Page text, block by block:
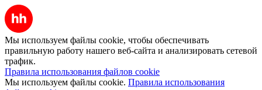
Мы используем файлы cookie, чтобы обеспечивать
правильную работу нашего веб-сайта и анализировать сетевой
трафик.
Правила использования файлов cookie
Мы используем файлы cookie. Правила использования